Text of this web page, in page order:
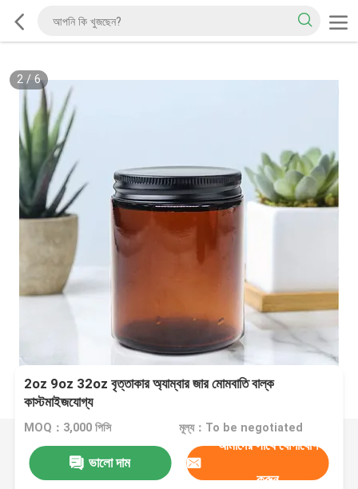
2/ 6
2oz 9oz 32oz বৃত্তাকার অ্যাম্বার জার মোমবাতি বাল্ক
কাস্টমাইজযোগ্য
MOQ：3,000 পিসি মূল্য：To be negotiated
ভালো দাম
আমাদের সাথে যোগাযোগ
করুন